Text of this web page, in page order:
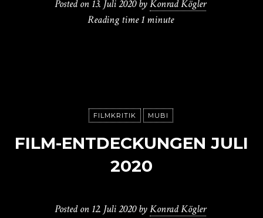
Posted on 13. Juli 2020 byKonrad Kögler
Reading time1 minute
FILMKRITIK MUBI
FILM-ENTDECKUNGEN JULI
2020
Posted on 12. Juli 2020 byKonrad Kögler